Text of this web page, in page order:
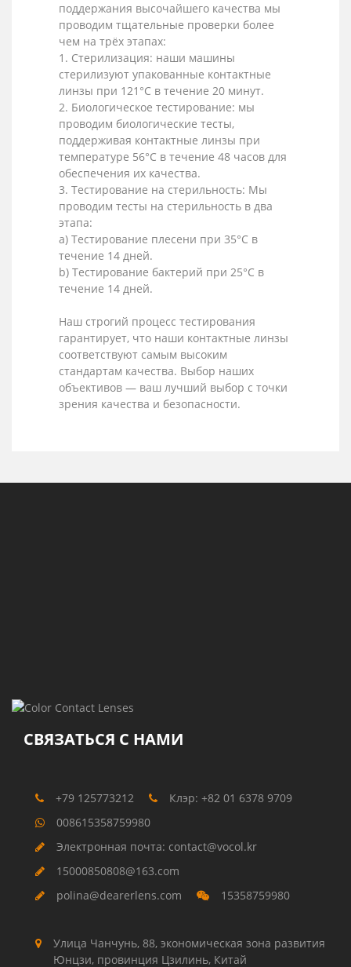
поддержания высочайшего качества мы
проводим тщательные проверки более
чем на трёх этапах:
1. Стерилизация: наши машины
стерилизуют упакованные контактные
линзы при 121°C в течение 20 минут.
2. Биологическое тестирование: мы
проводим биологические тесты,
поддерживая контактные линзы при
температуре 56°C в течение 48 часов для
обеспечения их качества.
3. Тестирование на стерильность: Мы
проводим тесты на стерильность в два
этапа:
a) Тестирование плесени при 35°C в
течение 14 дней.
b) Тестирование бактерий при 25°C в
течение 14 дней.
Наш строгий процесс тестирования
гарантирует, что наши контактные линзы
соответствуют самым высоким
стандартам качества. Выбор наших
объективов — ваш лучший выбор с точки
зрения качества и безопасности.
СВЯЗАТЬСЯ С НАМИ
+79 125773212
Клэр: +82 01 6378 9709
008615358759980
Электронная почта: contact@vocol.kr
15000850808@163.com
polina@dearerlens.com
15358759980
Улица Чанчунь, 88, экономическая зона развития
Юнцзи, провинция Цзилинь, Китай